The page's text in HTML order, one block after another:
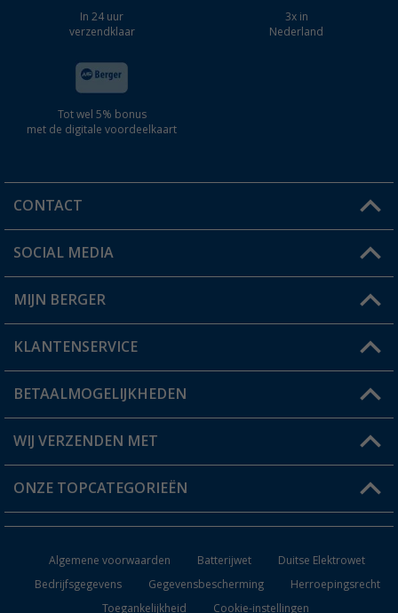
In 24 uur
verzendklaar
3x in
Nederland
Tot wel 5% bonus
met de digitale voordeelkaart
CONTACT
Een vraag?
Winkel vinden
SOCIAL MEDIA
MIJN BERGER
Mijn account
Status bestelling
Verlanglijstje
KLANTENSERVICE
FAQ & Contact
Verzendinformatie
Catalogus
BETAALMOGELIJKHEDEN
WIJ VERZENDEN MET
ONZE TOPCATEGORIEËN
Keukenaccessoires
Algemene voorwaarden Batterijwet
Duitse Elektrowet
Bedrijfsgegevens
Gegevensbescherming
Herroepingsrecht
Toegankelijkheid
Cookie-instellingen